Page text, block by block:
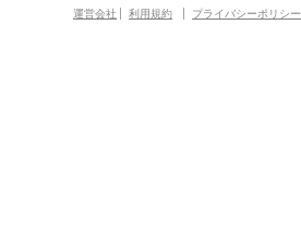
運営会社 利用規約 プライバシーポリシー